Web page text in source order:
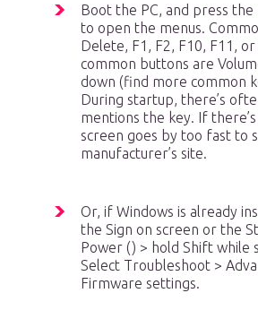
Boot the PC, and press the
to open the menus.
Delete, F1, F2, F10, F11,
common buttons are
down (find more common
During startup, there’s
mentions the key. If
screen goes by too fast to
manufacturer’s site.
Or, if Windows is already
the Sign on screen or the
Power () > hold Shift while
Select Troubleshoot >
Firmware settings.